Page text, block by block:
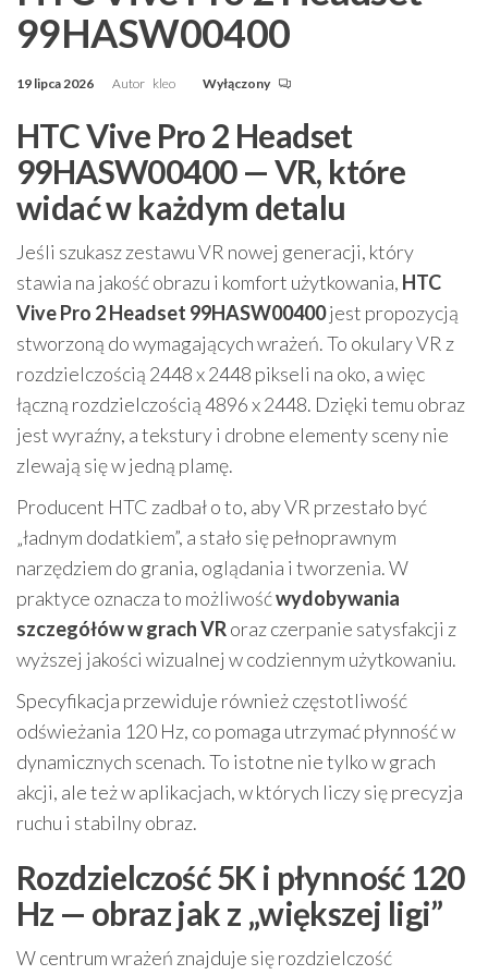
99HASW00400
19 lipca 2026 Autor kleo Wyłączony
HTC Vive Pro 2 Headset
99HASW00400 — VR, które
widać w każdym detalu
Jeśli szukasz zestawu VR nowej generacji, który
stawia na jakość obrazu i komfort użytkowania, HTC
Vive Pro 2 Headset 99HASW00400jest propozycją
stworzoną do wymagających wrażeń. To okulary VR z
rozdzielczością 2448 x 2448 pikseli na oko, a więc
łączną rozdzielczością 4896 x 2448. Dzięki temu obraz
jest wyraźny, a tekstury i drobne elementy sceny nie
zlewają się w jedną plamę.
Producent HTC zadbał o to, aby VR przestało być
„ładnym dodatkiem”, a stało się pełnoprawnym
narzędziem do grania, oglądania i tworzenia. W
praktyce oznacza to możliwośćwydobywania
szczegółów w grach VRoraz czerpanie satysfakcji z
wyższej jakości wizualnej w codziennym użytkowaniu.
Specyfikacja przewiduje również częstotliwość
odświeżania 120 Hz, co pomaga utrzymać płynność w
dynamicznych scenach. To istotne nie tylko w grach
akcji, ale też w aplikacjach, w których liczy się precyzja
ruchu i stabilny obraz.
Rozdzielczość 5K i płynność 120
Hz — obraz jak z „większej ligi”
W centrum wrażeń znajduje się rozdzielczość